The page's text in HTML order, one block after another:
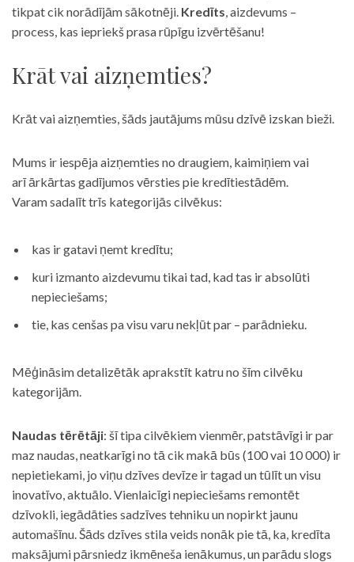
tikpat cik norādījām sākotnēji. Kredīts, aizdevums –
process, kas iepriekš prasa rūpīgu izvērtēšanu!
Krāt vai aizņemties?
Krāt vai aizņemties, šāds jautājums mūsu dzīvē izskan bieži.
Mums ir iespēja aizņemties no draugiem, kaimiņiem vai
arī ārkārtas gadījumos vērsties pie kredītiestādēm.
Varam sadalīt trīs kategorijās cilvēkus:
kas ir gatavi ņemt kredītu;
kuri izmanto aizdevumu tikai tad, kad tas ir absolūti
nepieciešams;
tie, kas cenšas pa visu varu nekļūt par – parādnieku.
Mēģināsim detalizētāk aprakstīt katru no šīm cilvēku
kategorijām.
Naudas tērētāji: šī tipa cilvēkiem vienmēr, patstāvīgi ir par
maz naudas, neatkarīgi no tā cik makā būs (100 vai 10 000) ir
nepietiekami, jo viņu dzīves devīze ir tagad un tūlīt un visu
inovatīvo, aktuālo. Vienlaicīgi nepieciešams remontēt
dzīvokli, iegādāties sadzīves tehniku un nopirkt jaunu
automašīnu. Šāds dzīves stila veids nonāk pie tā, ka, kredīta
maksājumi pārsniedz ikmēneša ienākumus, un parādu slogs